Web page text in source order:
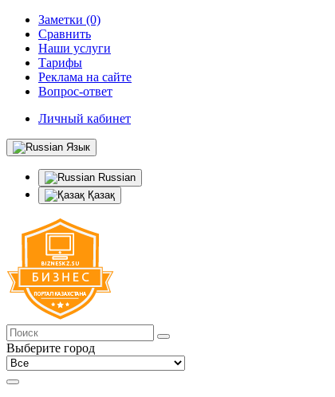
Заметки (0)
Сравнить
Наши услуги
Тарифы
Реклама на сайте
Вопрос-ответ
Личный кабинет
Язык
Russian
Қазақ
Выберите город